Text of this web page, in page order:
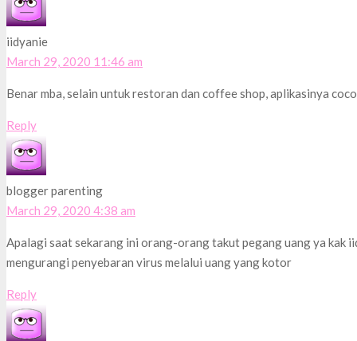
iidyanie
March 29, 2020 11:46 am
Benar mba, selain untuk restoran dan coffee shop, aplikasinya
Reply
blogger parenting
March 29, 2020 4:38 am
Apalagi saat sekarang ini orang-orang takut pegang uang ya kak
mengurangi penyebaran virus melalui uang yang kotor
Reply